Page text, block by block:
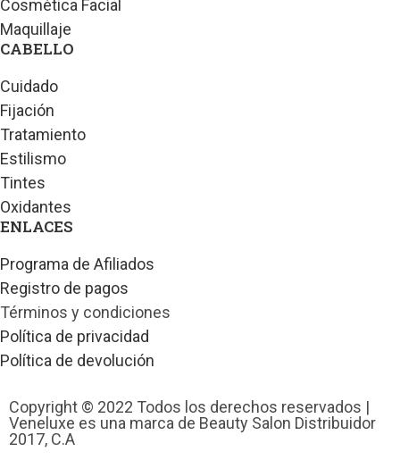
Cosmética Facial
Maquillaje
CABELLO
Cuidado
Fijación
Tratamiento
Estilismo
Tintes
Oxidantes
ENLACES
Programa de Afiliados
Registro de pagos
Términos y condiciones
Política de privacidad
Política de devolución
Copyright © 2022 Todos los derechos reservados |
Veneluxe es una marca de Beauty Salon Distribuidor
2017, C.A